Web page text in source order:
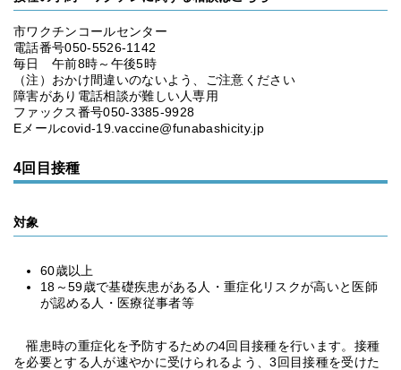
市ワクチンコールセンター
電話番号050-5526-1142
毎日 午前8時～午後5時
（注）おかけ間違いのないよう、ご注意ください
障害があり電話相談が難しい人専用
ファックス番号050-3385-9928
Eメールcovid-19.vaccine@funabashicity.jp
4回目接種
対象
60歳以上
18～59歳で基礎疾患がある人・重症化リスクが高いと医師
が認める人・医療従事者等
罹患時の重症化を予防するための4回目接種を行います。接種
を必要とする人が速やかに受けられるよう、3回目接種を受けた